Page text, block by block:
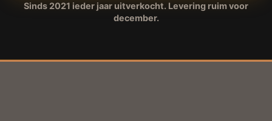
Sinds 2021 ieder jaar uitverkocht. Levering ruim voor
december.